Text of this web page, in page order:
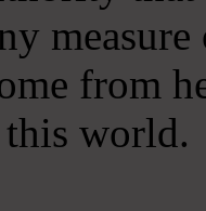
from
world.